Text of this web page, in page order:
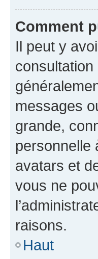
Comment
Il peut y
messages
grande,
personnelle
avatars et
vous ne
raisons.
Haut